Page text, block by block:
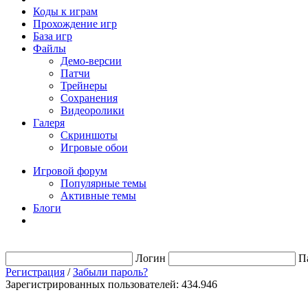
Коды к играм
Прохождение игр
База игр
Файлы
Демо-версии
Патчи
Трейнеры
Сохранения
Видеоролики
Галеря
Скриншоты
Игровые обои
Игровой форум
Популярные темы
Активные темы
Блоги
Логин
Регистрация /Забыли пароль?
Зарегистрированных пользователей: 434.946